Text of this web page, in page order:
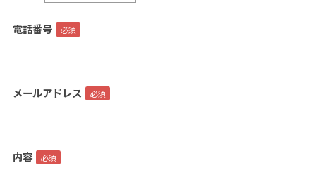
お問い合わせフォームはこちら
電話番号
メールアドレス
内容